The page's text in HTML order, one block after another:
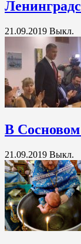
21.09.2019 Выкл.
В Сосновом
21.09.2019 Выкл.